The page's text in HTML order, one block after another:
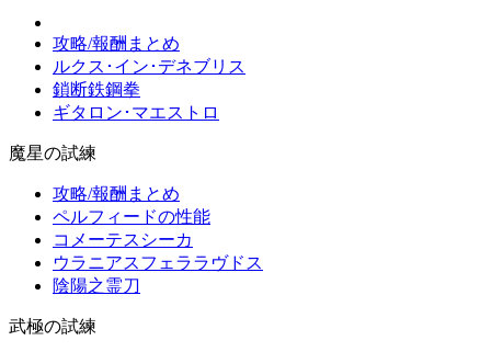
攻略/報酬まとめ
ルクス･イン･デネブリス
鎖断鉄鋼拳
ギタロン･マエストロ
魔星の試練
攻略/報酬まとめ
ペルフィードの性能
コメーテスシーカ
ウラニアスフェララヴドス
陰陽之霊刀
武極の試練